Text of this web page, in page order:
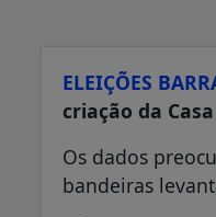
ELEIÇÕES
criação da
Os dados
bandeiras